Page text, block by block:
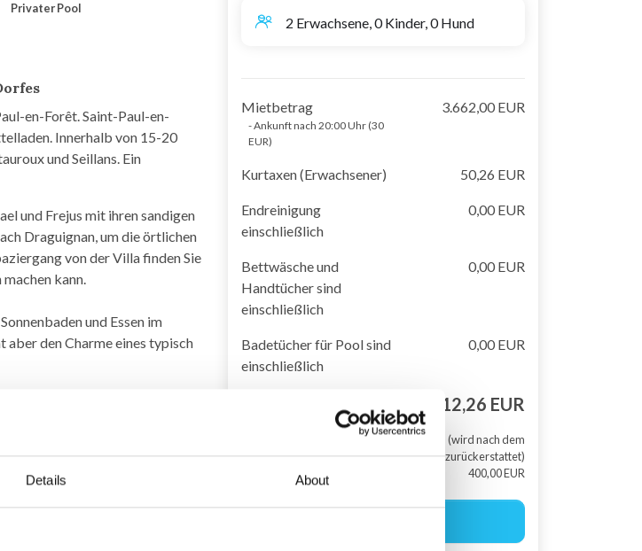
Details About
Privater Pool
en-Forêt. Saint-Paul-en-
Innerhalb von 15-20
und Seillans. Ein
und Frejus mit ihren sandigen
Draguignan, um die örtlichen
von der Villa finden Sie
kann.
und Essen im
den Charme eines typisch
Eine kleine aber
Dusche und 2 separate
2 Erwachsene, 0 Kinder, 0 Hund
Mietbetrag
- Ankunft nach 20:00 Uhr (30
EUR)
3.662,00 EUR
Kurtaxen (Erwachsener) 50,26 EUR
Endreinigung
einschließlich
0,00 EUR
Bettwäsche und
Handtücher sind
einschließlich
0,00 EUR
Badetücher für Pool sind
einschließlich
0,00 EUR
Gesamtsumme 3.712,26 EUR
+ Kaution (wird nach dem
Aufenthalt zurückerstattet)
400,00 EUR